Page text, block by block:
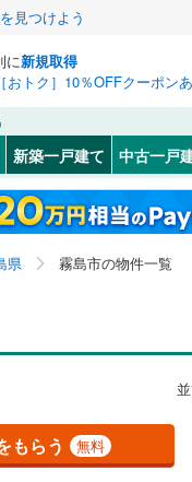
見つけよう
に新規取得
［おトク］10％OFFクーポン
新築一戸建て 中古一戸
県 霧島市の物件一覧
もらう 無料
岩手 宮城
神奈川 埼玉
兵庫
)
(2)
)
（2）
ンターホン
、日当たり
検索条
の検索条件の新着物件通知
鹿児島県、霧島市、
を含む、間取
検
マイページ